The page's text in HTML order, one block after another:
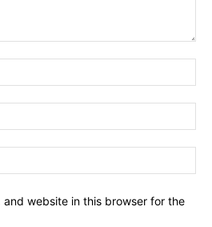
and website in this browser for the